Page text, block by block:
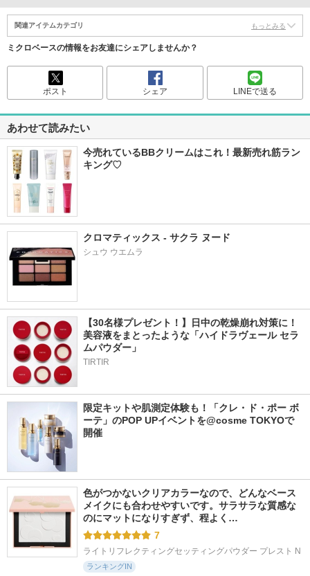
関連アイテムカテゴリ もっとみる
ミクロベースの情報をお友達にシェアしませんか？
ポスト シェア LINEで送る
あわせて読みたい
今売れているBBクリームはこれ！最新売れ筋ラン
キング♡
クロマティックス - サクラ ヌード
シュウ ウエムラ
【30名様プレゼント！】日中の乾燥崩れ対策に！
美容液をまとったような「ハイドラヴェール セラ
ムパウダー」
TIRTIR
限定キットや肌測定体験も！「クレ・ド・ポー ボ
ーテ」のPOP UPイベントを@cosme TOKYOで
開催
色がつかないクリアカラーなので、どんなベース
メイクにも合わせやすいです。サラサラな質感な
のにマットになりすぎず、程よく…
7
ライトリフレクティングセッティングパウダー プレスト N
ランキングIN